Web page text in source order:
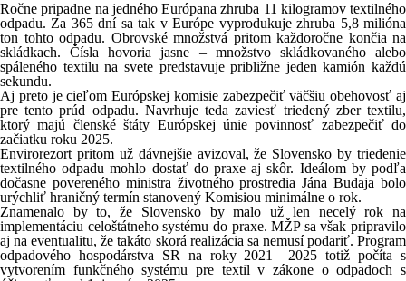
Ročne pripadne na jedného Európana zhruba 11 kilogramov textilného
odpadu. Za 365 dní sa tak v Európe vyprodukuje zhruba 5,8 milióna
ton tohto odpadu. Obrovské množstvá pritom každoročne končia na
skládkach. Čísla hovoria jasne – množstvo skládkovaného alebo
spáleného textilu na svete predstavuje približne jeden kamión každú
sekundu.
Aj preto je cieľom Európskej komisie zabezpečiť väčšiu obehovosť aj
pre tento prúd odpadu. Navrhuje teda zaviesť triedený zber textilu,
ktorý majú členské štáty Európskej únie povinnosť zabezpečiť do
začiatku roku 2025.
Envirorezort pritom už dávnejšie avizoval, že Slovensko by triedenie
textilného odpadu mohlo dostať do praxe aj skôr. Ideálom by podľa
dočasne povereného ministra životného prostredia Jána Budaja bolo
urýchliť hraničný termín stanovený Komisiou minimálne o rok.
Znamenalo by to, že Slovensko by malo už len necelý rok na
implementáciu celoštátneho systému do praxe. MŽP sa však pripravilo
aj na eventualitu, že takáto skorá realizácia sa nemusí podariť. Program
odpadového hospodárstva SR na roky 2021– 2025 totiž počíta s
vytvorením funkčného systému pre textil v zákone o odpadoch s